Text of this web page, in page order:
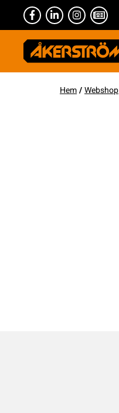
Hem/Webshop